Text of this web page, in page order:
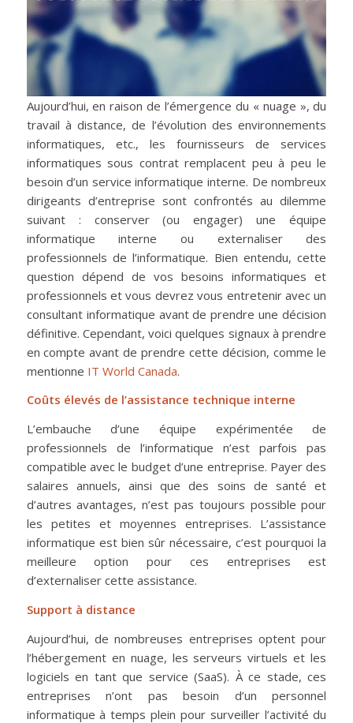
Aujourd’hui, en raison de l’émergence du « nuage », du
travail à distance, de l’évolution des environnements
informatiques, etc., les fournisseurs de services
informatiques sous contrat remplacent peu à peu le
besoin d’un service informatique interne. De nombreux
dirigeants d’entreprise sont confrontés au dilemme
suivant : conserver (ou engager) une équipe
informatique interne ou externaliser des
professionnels de l’informatique. Bien entendu, cette
question dépend de vos besoins informatiques et
professionnels et vous devrez vous entretenir avec un
consultant informatique avant de prendre une décision
définitive. Cependant, voici quelques signaux à prendre
en compte avant de prendre cette décision, comme le
mentionne IT World Canada.
Coûts élevés de l’assistance technique interne
L’embauche d’une équipe expérimentée de
professionnels de l’informatique n’est parfois pas
compatible avec le budget d’une entreprise. Payer des
salaires annuels, ainsi que des soins de santé et
d’autres avantages, n’est pas toujours possible pour
les petites et moyennes entreprises. L’assistance
informatique est bien sûr nécessaire, c’est pourquoi la
meilleure option pour ces entreprises est
d’externaliser cette assistance.
Support à distance
Aujourd’hui, de nombreuses entreprises optent pour
l’hébergement en nuage, les serveurs virtuels et les
logiciels en tant que service (SaaS). À ce stade, ces
entreprises n’ont pas besoin d’un personnel
informatique à temps plein pour surveiller l’activité du